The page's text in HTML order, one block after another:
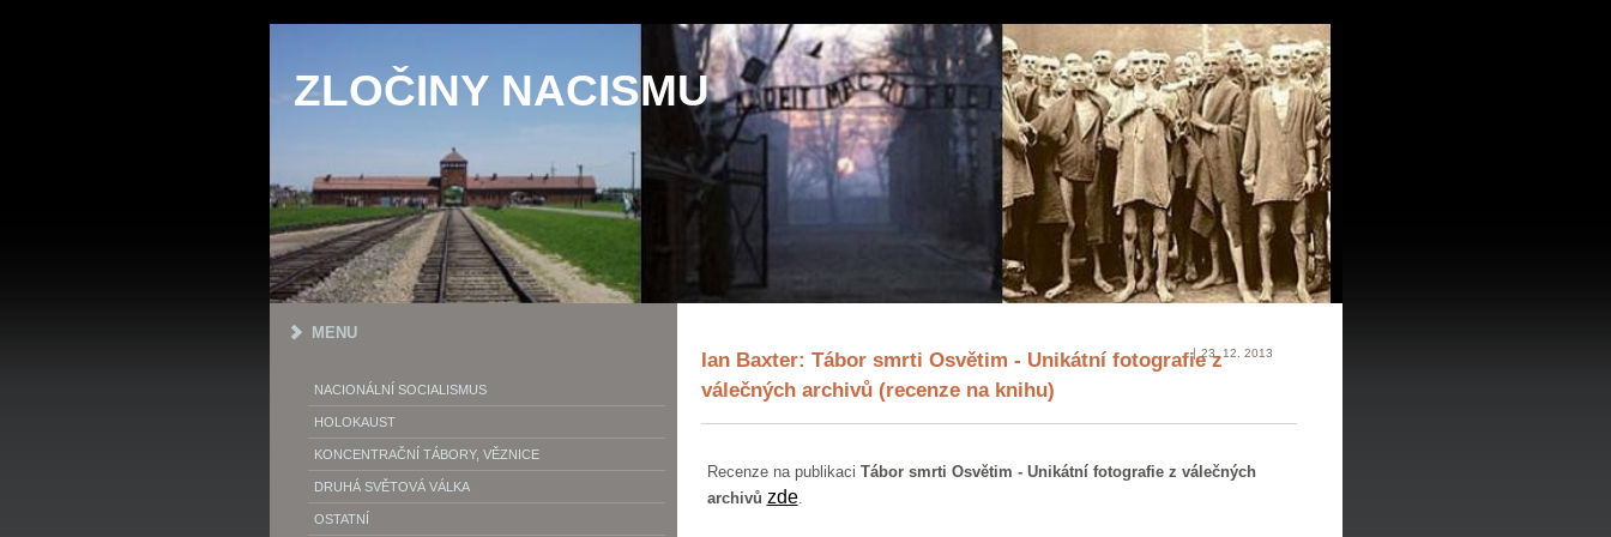
ZLOČINY NACISMU
Ian Baxter: Tábor smrti Osvětim - Unikátní fotografie z
válečných archivů (recenze na knihu)
23. 12. 2013
Recenze na publikaci Tábor smrti Osvětim - Unikátní fotografie z válečných
archivů zde.
MENU
NACIONÁLNÍ SOCIALISMUS
HOLOKAUST
KONCENTRAČNÍ TÁBORY, VĚZNICE
DRUHÁ SVĚTOVÁ VÁLKA
OSTATNÍ